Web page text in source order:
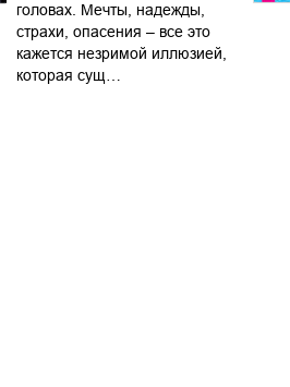
головах. Мечты, надежды,
страхи, опасения – все это
кажется незримой иллюзией,
которая сущ…